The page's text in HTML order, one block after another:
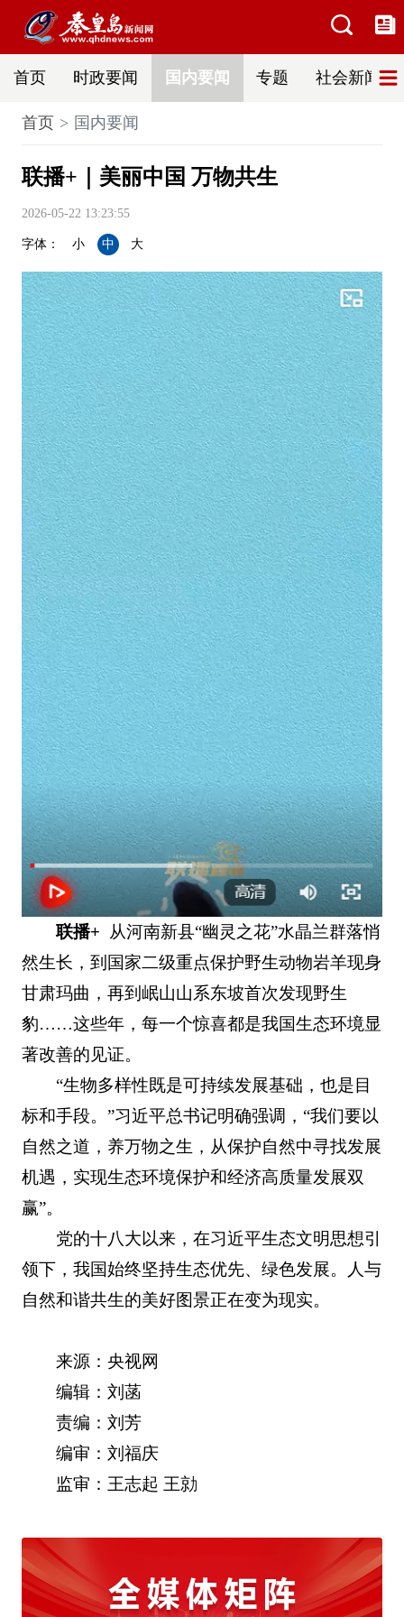
首页 时政要闻 国内要闻 专题 社会新闻
首页 国内要闻
联播+｜美丽中国 万物共生
2026-05-22 13:23:55
字体： 小 中 大
联播+ 从河南新县“幽灵之花”水晶兰群落悄
然生长，到国家二级重点保护野生动物岩羊现身
甘肃玛曲，再到岷山山系东坡首次发现野生
豹……这些年，每一个惊喜都是我国生态环境显
著改善的见证。
“生物多样性既是可持续发展基础，也是目
标和手段。”习近平总书记明确强调，“我们要以
自然之道，养万物之生，从保护自然中寻找发展
机遇，实现生态环境保护和经济高质量发展双
赢”。
党的十八大以来，在习近平生态文明思想引
领下，我国始终坚持生态优先、绿色发展。人与
自然和谐共生的美好图景正在变为现实。
来源：央视网
编辑：刘菡
责编：刘芳
编审：刘福庆
监审：王志起 王勍